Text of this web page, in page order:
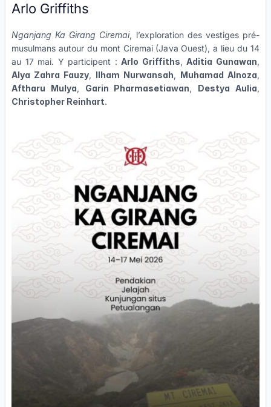
Arlo Griffiths
Nganjang Ka Girang Ciremai, l’exploration des vestiges pré-
musulmans autour du mont Ciremai (Java Ouest), a lieu du 14
au 17 mai. Y participent :Arlo Griffiths,Aditia Gunawan,
Alya Zahra Fauzy, Ilham Nurwansah, Muhamad Alnoza,
Aftharu Mulya, Garin Pharmasetiawan, Destya Aulia,
Christopher Reinhart.